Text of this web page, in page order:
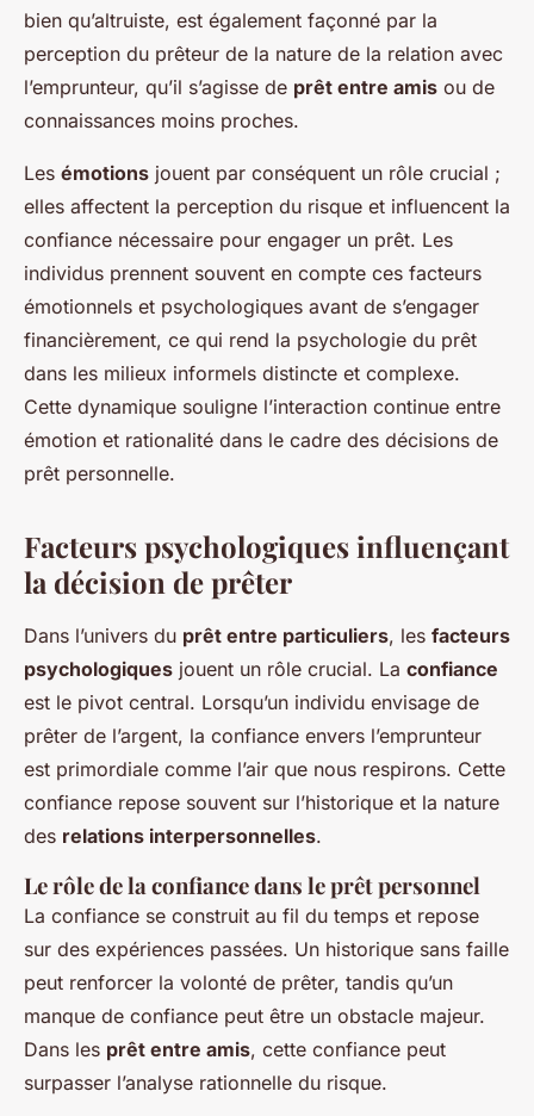
bien qu’altruiste, est également façonné par la
perception du prêteur de la nature de la relation avec
l’emprunteur, qu’il s’agisse de prêt entre amis ou de
connaissances moins proches.
Les émotions jouent par conséquent un rôle crucial ;
elles affectent la perception du risque et influencent la
confiance nécessaire pour engager un prêt. Les
individus prennent souvent en compte ces facteurs
émotionnels et psychologiques avant de s’engager
financièrement, ce qui rend la psychologie du prêt
dans les milieux informels distincte et complexe.
Cette dynamique souligne l’interaction continue entre
émotion et rationalité dans le cadre des décisions de
prêt personnelle.
Facteurs psychologiques influençant
la décision de prêter
Dans l’univers du prêt entre particuliers, les facteurs
psychologiques jouent un rôle crucial. La confiance
est le pivot central. Lorsqu’un individu envisage de
prêter de l’argent, la confiance envers l’emprunteur
est primordiale comme l’air que nous respirons. Cette
confiance repose souvent sur l’historique et la nature
des relations interpersonnelles.
Le rôle de la confiance dans le prêt personnel
La confiance se construit au fil du temps et repose
sur des expériences passées. Un historique sans faille
peut renforcer la volonté de prêter, tandis qu’un
manque de confiance peut être un obstacle majeur.
Dans les prêt entre amis, cette confiance peut
surpasser l’analyse rationnelle du risque.